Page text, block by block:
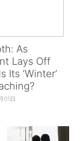
As
Lays Off
Its ‘Winter’
01日